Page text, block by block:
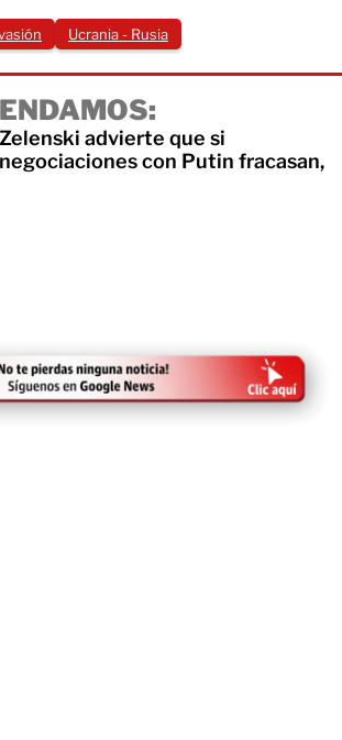
Ucrania - Rusia
Zelenski advierte que si
negociaciones con Putin fracasan,